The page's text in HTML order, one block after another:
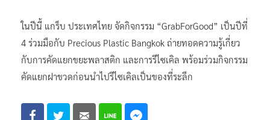
ในปีนี้ แกร็บ ประเทศไทย จัดกิจกรรม “GrabForGood” เป็นปีที่
4 ร่วมมือกับ Precious Plastic Bangkok ถ่ายทอดความรู้เกี่ยว
กับการคัดแยกขยะพลาสติก และการรีไซเคิล พร้อมร่วมกิจกรรม
คัดแยกฝาขวดก่อนนำไปรีไซเคิลเป็นของที่ระลึก